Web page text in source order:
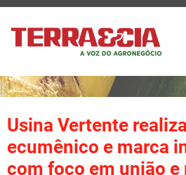
Usina Vertente
ecumênico e marca
com foco em união